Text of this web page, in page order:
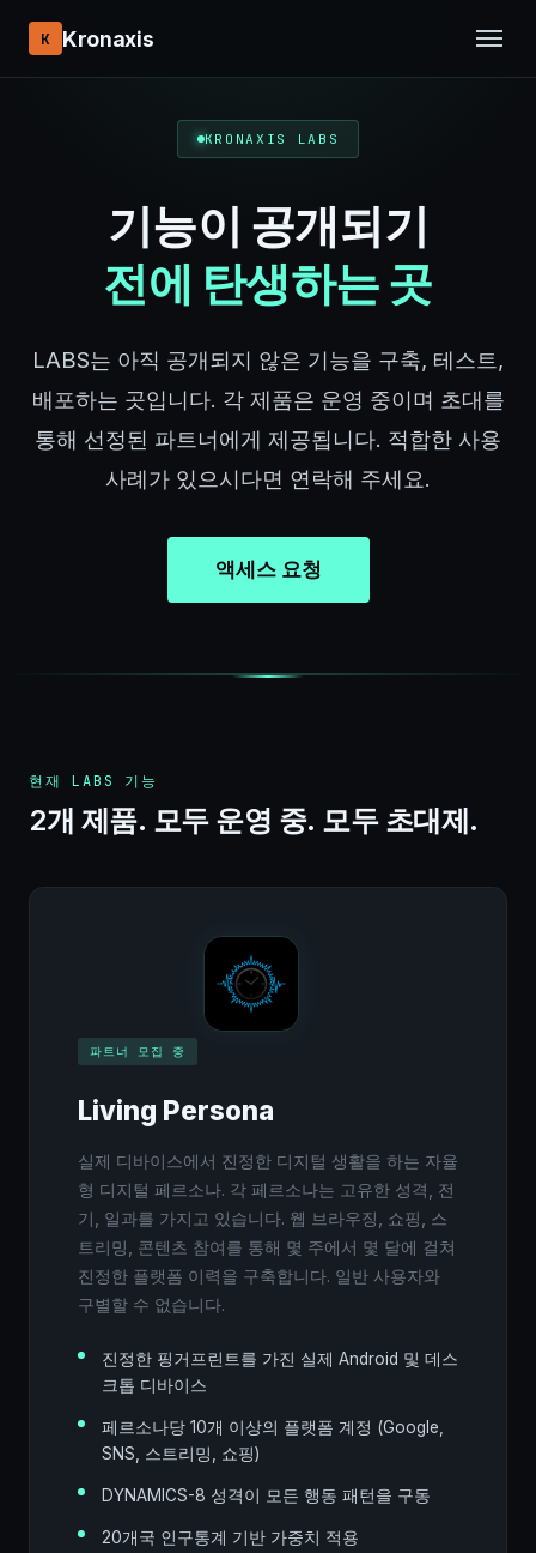
K Kronaxis
KRONAXIS LABS
기능이 공개되기
전에 탄생하는 곳
LABS는 아직 공개되지 않은 기능을 구축, 테스트,
배포하는 곳입니다. 각 제품은 운영 중이며 초대를
통해 선정된 파트너에게 제공됩니다. 적합한 사용
사례가 있으시다면 연락해 주세요.
액세스 요청
현재 LABS 기능
2개 제품. 모두 운영 중. 모두 초대제.
파트너 모집 중
Living Persona
실제 디바이스에서 진정한 디지털 생활을 하는 자율
형 디지털 페르소나. 각 페르소나는 고유한 성격, 전
기, 일과를 가지고 있습니다. 웹 브라우징, 쇼핑, 스
트리밍, 콘텐츠 참여를 통해 몇 주에서 몇 달에 걸쳐
진정한 플랫폼 이력을 구축합니다. 일반 사용자와
구별할 수 없습니다.
진정한 핑거프린트를 가진 실제 Android 및 데스
크톱 디바이스
페르소나당 10개 이상의 플랫폼 계정 (Google,
SNS, 스트리밍, 쇼핑)
DYNAMICS-8 성격이 모든 행동 패턴을 구동
20개국 인구통계 기반 가중치 적용